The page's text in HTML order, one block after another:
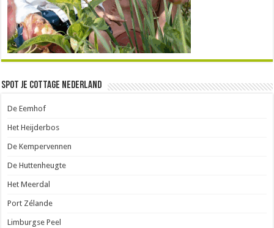
Spot je Cottage Nederland
De Eemhof
Het Heijderbos
De Kempervennen
De Huttenheugte
Het Meerdal
Port Zélande
Limburgse Peel